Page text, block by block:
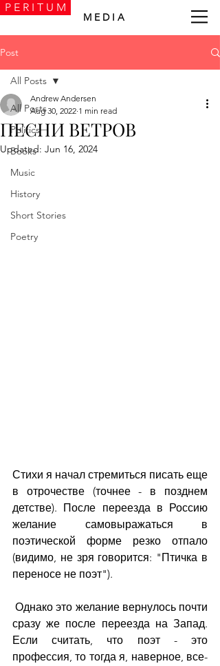
P E R I T U M
M E D I A
Post
All Posts
Politics
Books
Music
History
Short Stories
Poetry
All Posts
ПЕСНИ ВЕТРОВ
Andrew Andersen
Aug 30, 2022 1 min read
Updated: Jun 16, 2024
Стихи я начал стремиться писать еще
в отрочестве (точнее - в позднем
детстве). После переезда в Россию
желание самовыражаться в
поэтической форме резко отпало
(видимо, не зря говорится: "Птичка в
переносе не поэт").
Однако это желание вернулось почти
сразу же после переезда на Запад.
Если считать, что поэт - это
профессия, то тогда я, наверное, все-